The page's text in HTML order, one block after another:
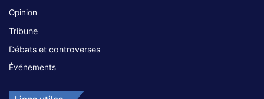
Opinion
Tribune
Débats et controverses
Événements